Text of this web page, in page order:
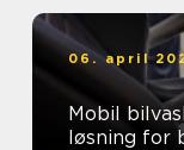
06. april
Mobil
løsning for